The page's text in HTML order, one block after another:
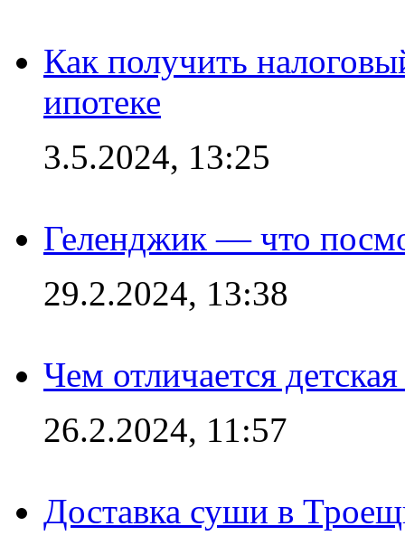
Как получить
ипотеке
3.5.2024, 13:25
Геленджик — что
29.2.2024, 13:38
Чем отличается
26.2.2024, 11:57
Доставка суши в